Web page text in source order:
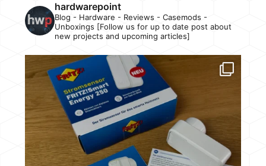
hardwarepoint
Blog - Hardware - Reviews - Casemods -
Unboxings [Follow us for up to date post about
new projects and upcoming articles]